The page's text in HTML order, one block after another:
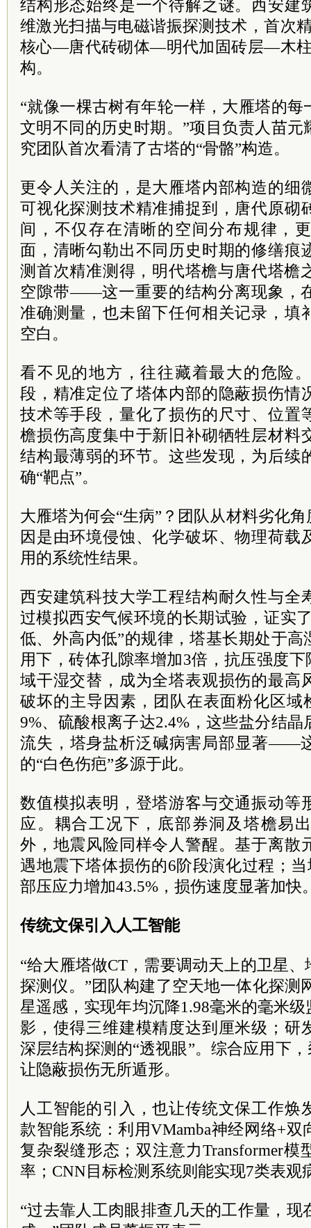
结构形态始终是一个待解之谜。西安建
维激光扫描与电磁谐振探测技术，首次
核心—唐代砖砌体—明代加固砖层—木柱
构。
“就像一棵古树有年轮一样，大雁塔的
文明不同的历史时期。”项目负责人苗
究团队首次看清了古塔的“骨骼”构造。
更令人关注的，是大雁塔内部构造的细
可视化探测技术精准捕捉到，唐代原砌
间，不仅存在清晰的空间分布规律，
面，清晰勾勒出不同历史时期的修缮痕
测首次精准测得，明代塔檐与唐代塔檐
空隙带——这一重要的结构分离现象，
准确测量，也未留下任何相关记录，填
空白。
看不见的地方，往往藏着最大的危险
段，精准定位了塔体内部的隐蔽损伤情
技术等手段，量化了损伤的尺寸、位置
檐损伤高度集中于新旧补砌牺牲层材料
结构最薄弱的环节。这些发现，为后续
确“靶点”。
大雁塔为何会“生病”？团队从材料劣化
因是由环境侵蚀、化学破坏、物理荷载
用的系统性结果。
西安建筑科技大学工程结构耐久性与全
过模拟西安气候环境的长期试验，证实
低、外高内低”的规律，塔基长期处于
用下，砖体孔隙率增加3倍，抗压强度
域干湿交替，成为全塔表观损伤的最高
破坏的主导因素，团队在表面粉化区域
9%、硫酸根离子达2.4%，这些盐分结
流失，塔身盐析泛碱病害局部显著——
的“白色伤疤”多源于此。
数值模拟表明，登塔游客与交通振动等
应。耦合工况下，底部券洞及塔檐易
外，地震风险同样令人警醒。基于离散
遇地震下塔体损伤的6阶段演化过程；
部压应力增加43.5%，损伤速度显著加快
传统文保引入人工智能
“给大雁塔做CT，需要调动天上的卫星
探测仪。”团队构建了空天地一体化探测
星遥感，实现年均沉降1.98毫米的毫米
影，使得三维建模精度达到厘米级；研
深层结构探测的“透视眼”。综合应用下
让隐蔽损伤无所遁形。
人工智能的引入，也让传统文保工作焕
款智能系统：利用VMamba神经网络+
复杂裂缝形态；双注意力Transformer模
率；CNN目标检测系统则能实现7类表观
“过去靠人工肉眼排查几天的工作量，